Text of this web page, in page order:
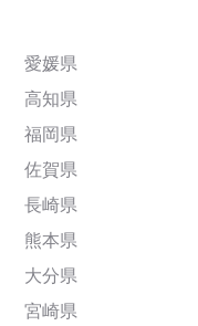
愛媛県
高知県
福岡県
佐賀県
長崎県
熊本県
大分県
宮崎県